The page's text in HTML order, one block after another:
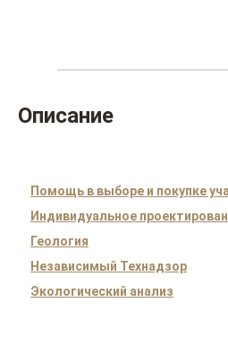
Описание
Помощь в выборе и покупке
Индивидуальное
Геология
Независимый Технадзор
Экологический анализ